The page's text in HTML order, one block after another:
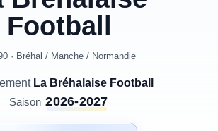
Football
· Bréhal / Manche / Normandie
La Bréhalaise Football
Saison 2026-2027